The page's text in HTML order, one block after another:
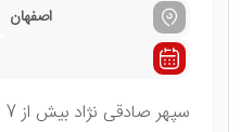
اصفهان